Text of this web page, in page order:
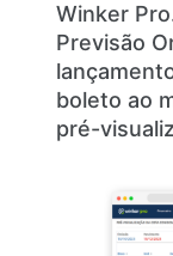
Winker
Previsão
boleto ao
pré-